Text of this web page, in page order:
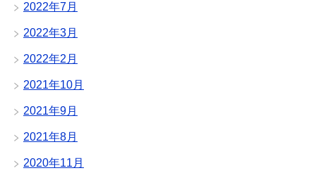
2022年7月
2022年3月
2022年2月
2021年10月
2021年9月
2021年8月
2020年11月